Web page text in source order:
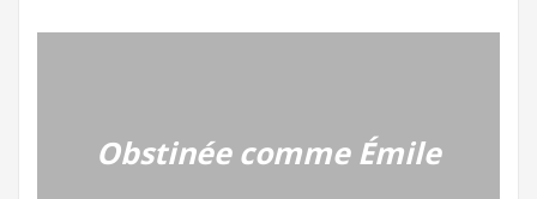
Obstinée comme Émile